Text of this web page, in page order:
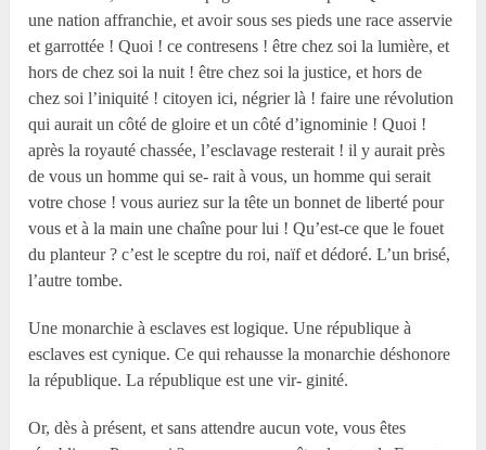
une nation affranchie, et avoir sous ses pieds une race asservie
et garrottée ! Quoi ! ce contresens ! être chez soi la lumière, et
hors de chez soi la nuit ! être chez soi la justice, et hors de
chez soi l’iniquité ! citoyen ici, négrier là ! faire une révolution
qui aurait un côté de gloire et un côté d’ignominie ! Quoi !
après la royauté chassée, l’esclavage resterait ! il y aurait près
de vous un homme qui se- rait à vous, un homme qui serait
votre chose ! vous auriez sur la tête un bonnet de liberté pour
vous et à la main une chaîne pour lui ! Qu’est-ce que le fouet
du planteur ? c’est le sceptre du roi, naïf et dédoré. L’un brisé,
l’autre tombe.
Une monarchie à esclaves est logique. Une république à
esclaves est cynique. Ce qui rehausse la monarchie déshonore
la république. La république est une vir- ginité.
Or, dès à présent, et sans attendre aucun vote, vous êtes